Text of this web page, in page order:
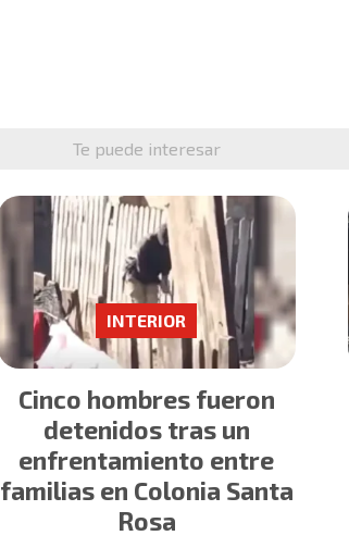
Te puede interesar
Cinco hombres fueron
detenidos tras un
enfrentamiento entre
familias en Colonia Santa
Rosa
INTERIOR